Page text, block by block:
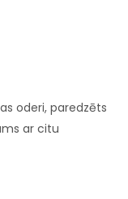
oderi, paredzēts
ar citu